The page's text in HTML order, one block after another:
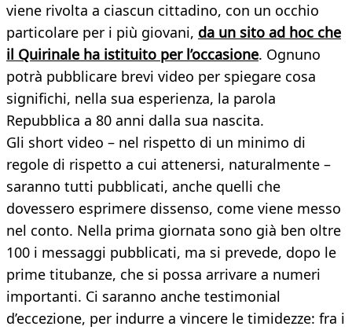
viene rivolta a ciascun cittadino, con un occhio
particolare per i più giovani, da un sito ad hoc che
il Quirinale ha istituito per l’occasione. Ognuno
potrà pubblicare brevi video per spiegare cosa
significhi, nella sua esperienza, la parola
Repubblica a 80 anni dalla sua nascita.
Gli short video – nel rispetto di un minimo di
regole di rispetto a cui attenersi, naturalmente –
saranno tutti pubblicati, anche quelli che
dovessero esprimere dissenso, come viene messo
nel conto. Nella prima giornata sono già ben oltre
100 i messaggi pubblicati, ma si prevede, dopo le
prime titubanze, che si possa arrivare a numeri
importanti. Ci saranno anche testimonial
d’eccezione, per indurre a vincere le timidezze: fra i